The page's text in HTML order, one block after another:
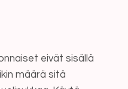
eivät sisällä
määrä sitä